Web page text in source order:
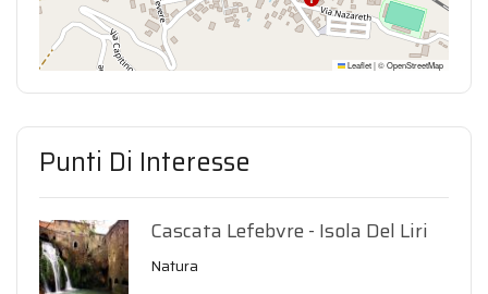
Leaflet|©OpenStreetMap
Punti Di Interesse
Cascata Lefebvre - Isola Del Liri
Natura